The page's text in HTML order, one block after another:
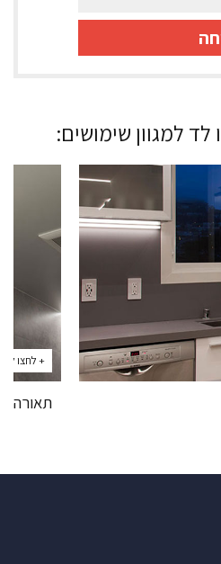
למגוון שימושים:
+ לחצו
תאורה